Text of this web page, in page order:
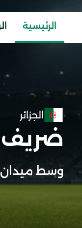
الرئيسية
الجزائر
ضريف
وسط